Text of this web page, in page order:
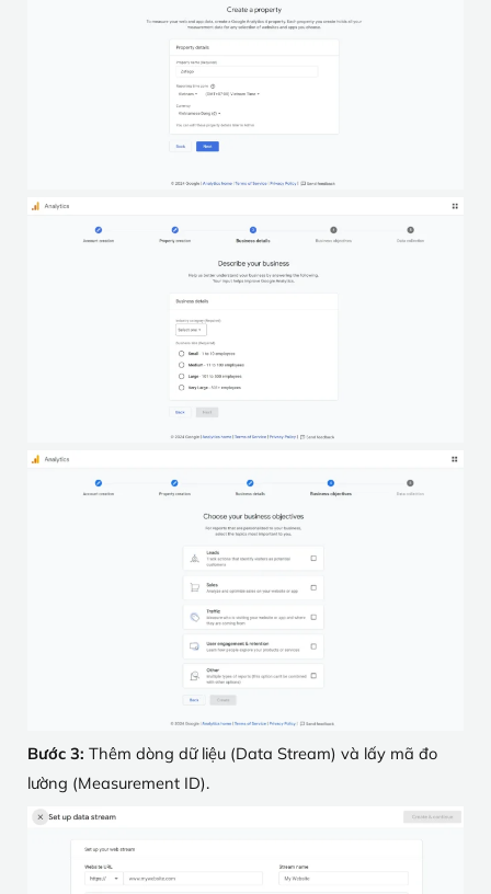
Bước 3: Thêm dòng dữ liệu (Data Stream) và lấy mã đo
lường (Measurement ID).